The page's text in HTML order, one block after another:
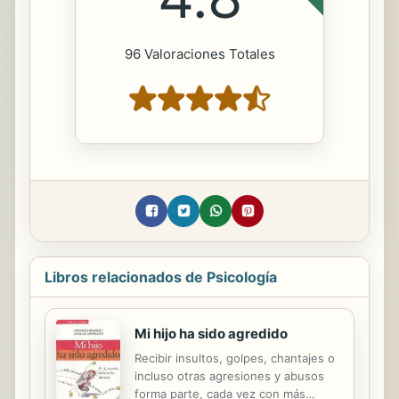
96 Valoraciones Totales
Libros relacionados de Psicología
Mi hijo ha sido agredido
Recibir insultos, golpes, chantajes o
incluso otras agresiones y abusos
forma parte, cada vez con más